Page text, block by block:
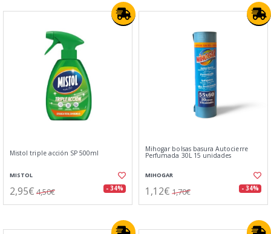
Mistol triple acción SP 500ml
MISTOL
2,95€ 4,50€ - 34%
Mihogar bolsas basura Autocierre
Perfumada 30L 15 unidades
MIHOGAR
1,12€ 1,70€ - 34%